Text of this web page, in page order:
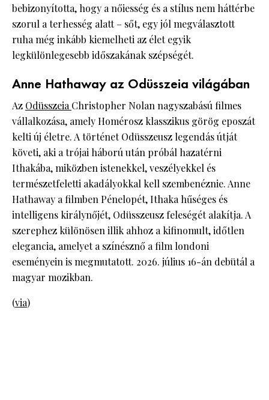
bebizonyította, hogy a nőiesség és a stílus nem háttérbe
szorul a terhesség alatt – sőt, egy jól megválasztott
ruha még inkább kiemelheti az élet egyik
legkülönlegesebb időszakának szépségét.
Anne Hathaway az Odüsszeia világában
Az OdüsszeiaChristopher Nolan nagyszabású filmes
vállalkozása, amely Homérosz klasszikus görög eposzát
kelti új életre. A történet Odüsszeusz legendás útját
követi, aki a trójai háború után próbál hazatérni
Ithakába, miközben istenekkel, veszélyekkel és
természetfeletti akadályokkal kell szembenéznie. Anne
Hathaway a filmben Pénelopét, Ithaka hűséges és
intelligens királynőjét, Odüsszeusz feleségét alakítja. A
szerephez különösen illik ahhoz a kifinomult, időtlen
elegancia, amelyet a színésznő a film londoni
eseményein is megmutatott. 2026. július 16-án debütál a
magyar mozikban.
(via)